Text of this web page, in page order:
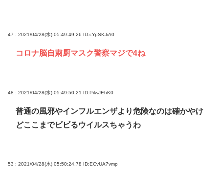
47 : 2021/04/28(水) 05:49:49.26 ID:cYpSKJiA0
コロナ脳自粛厨マスク警察マジで4ね
48 : 2021/04/28(水) 05:49:50.21 ID:PilwJEhK0
普通の風邪やインフルエンザより危険なのは確かやけ
どここまでビビるウイルスちゃうわ
53 : 2021/04/28(水) 05:50:24.78 ID:ECvUA7vmp